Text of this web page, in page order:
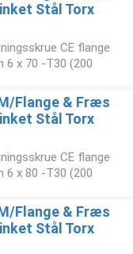
Stål Torx
CE flange
6 x 70 -T30 (200
Flange & Fræs
Stål Torx
CE flange
6 x 80 -T30 (200
Flange & Fræs
Stål Torx